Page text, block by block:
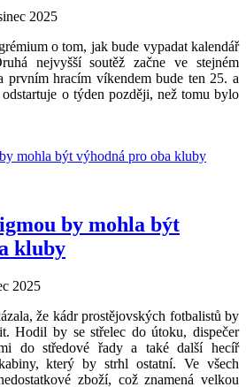
2025
o tom, jak bude vypadat kalendář
nejvyšší soutěž začne ve stejném
prvním hracím víkendem bude ten 25. a
o týden později, než tomu bylo
by mohla být
kluby
2025
že kádr prostějovských fotbalistů by
Hodil by se střelec do útoku, dispečer
do středové řady a také další hecíř
který by strhl ostatní. Ve všech
zboží, což znamená velkou